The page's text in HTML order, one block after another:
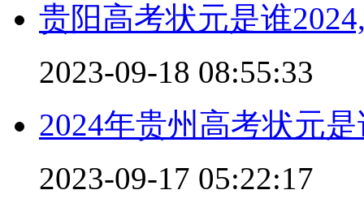
贵阳高考状元是谁
2023-09-18 08:55:33
2024年贵州高考状元
2023-09-17 05:22:17